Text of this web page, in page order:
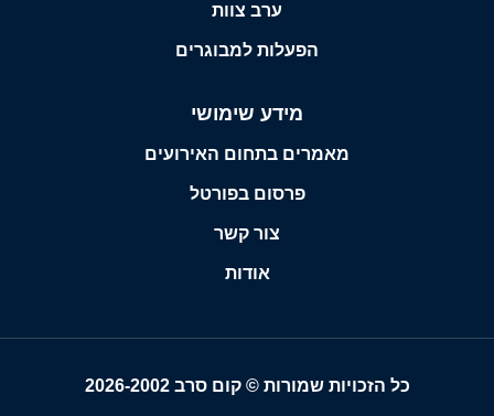
ערב צוות
הפעלות למבוגרים
מידע שימושי
מאמרים בתחום האירועים
פרסום בפורטל
צור קשר
אודות
כל הזכויות שמורות © קום סרב 2026-2002